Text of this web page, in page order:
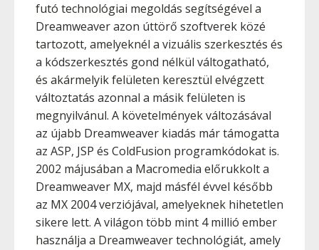
futó technológiai megoldás segítségével a
Dreamweaver azon úttörő szoftverek közé
tartozott, amelyeknél a vizuális szerkesztés és
a kódszerkesztés gond nélkül váltogatható,
és akármelyik felületen keresztül elvégzett
változtatás azonnal a másik felületen is
megnyilvánul. A követelmények változásával
az újabb Dreamweaver kiadás már támogatta
az ASP, JSP és ColdFusion programkódokat is.
2002 májusában a Macromedia előrukkolt a
Dreamweaver MX, majd másfél évvel később
az MX 2004 verziójával, amelyeknek hihetetlen
sikere lett. A világon több mint 4 millió ember
használja a Dreamweaver technológiát, amely